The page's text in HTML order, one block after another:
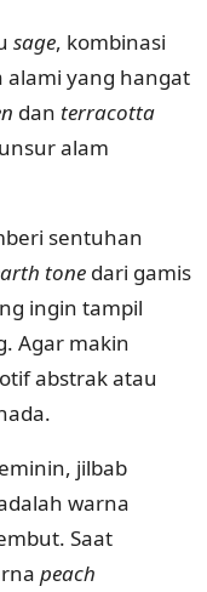
sage, kombinasi
yang hangat
dan terracotta
alam
sentuhan
tone dari gamis
ingin tampil
Agar makin
abstrak atau
jilbab
warna
Saat
peach